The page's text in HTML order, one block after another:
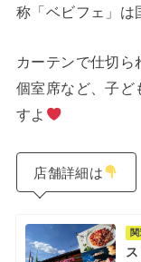
称「ベビフェ」は
カーテンで仕切
個室席など、子ど
すよ
店舗詳細は